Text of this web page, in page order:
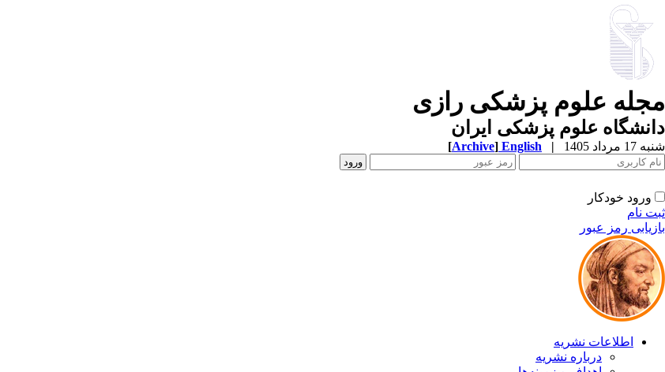
مجله علوم پزشکی رازی
دانشگاه علوم پزشکی ایران
شنبه 17 مرداد 1405 |
English
[Archive]
ورود خودکار
ثبت نام
بازیابی رمز عبور
اطلاعات نشریه
درباره نشریه